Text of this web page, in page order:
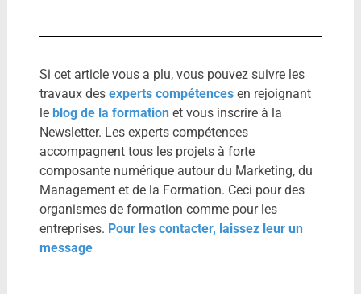
Si cet article vous a plu, vous pouvez suivre les
travaux des experts compétencesen rejoignant
le blog de la formation et vous inscrire à la
Newsletter. Les experts compétences
accompagnent tous les projets à forte
composante numérique autour du Marketing, du
Management et de la Formation. Ceci pour des
organismes de formation comme pour les
entreprises. Pour les contacter, laissez leur un
message